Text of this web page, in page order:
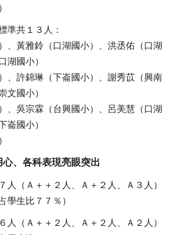
準共１３人：
、黃雅鈴（口湖國小）、洪丞佑（口湖
湖國小）
、許錦琳（下崙國小）、謝秀苡（興南
文國小）
、吳宗霖（台興國小）、呂美慧（口湖
崙國小）
、各科表現亮眼突出
（Ａ＋＋２人、Ａ＋２人、Ａ３人）
學生比７７％）
（Ａ＋＋２人、Ａ＋２人、Ａ２人）